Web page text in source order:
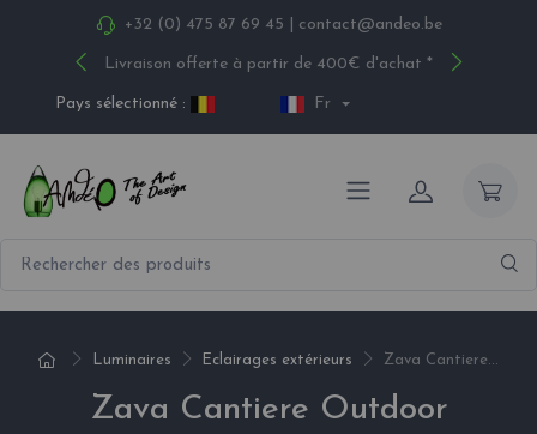
+32 (0) 475 87 69 45 contact@andeo.be
Livraison offerte à partir de 400€ d'achat *
Pays sélectionné : Fr
Luminaires Eclairages extérieurs Zava Cantiere...
Zava Cantiere Outdoor